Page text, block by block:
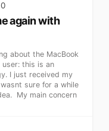
again with
about the MacBook
user: this is an
I just received my
sure for a while
My main concern